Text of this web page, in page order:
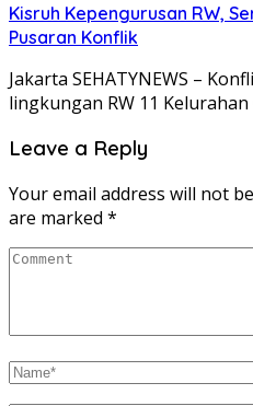
Kisruh Kepengurusan RW,
Pusaran Konflik
Jakarta SEHATYNEWS –
lingkungan RW 11
Leave a Reply
Your email address will not
are marked *